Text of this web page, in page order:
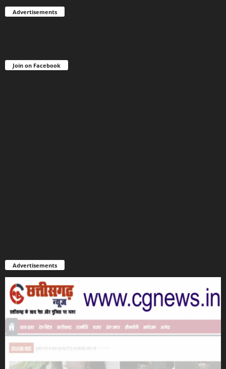
Advertisements
Join on Facebook
Advertisements